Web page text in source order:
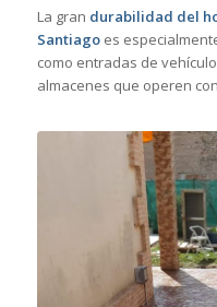
La gran durabilidad del
Santiagoes
como entradas de
almacenes que operen